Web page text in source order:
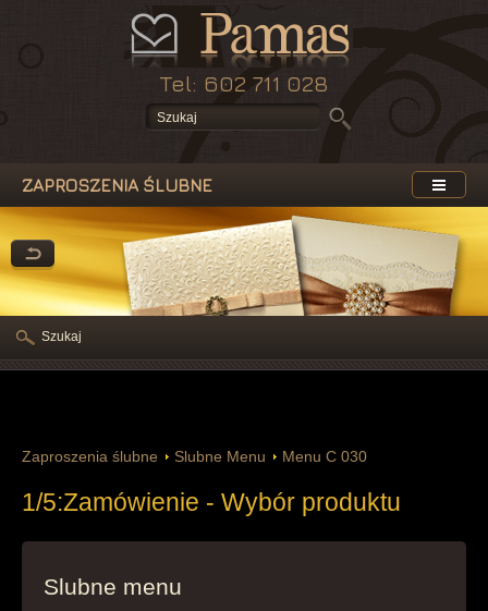
Tel: 602 711 028
ZAPROSZENIA ŚLUBNE
Zaproszenia ślubne Slubne Menu Menu C 030
1/5:Zamówienie - Wybór produktu
Slubne menu
Szukaj